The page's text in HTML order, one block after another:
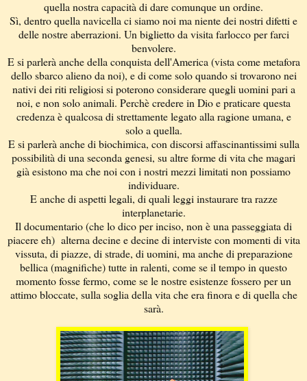
quella nostra capacità di dare comunque un ordine.
Sì, dentro quella navicella ci siamo noi ma niente dei nostri difetti e
delle nostre aberrazioni. Un biglietto da visita farlocco per farci
benvolere.
E si parlerà anche della conquista dell'America (vista come metafora
dello sbarco alieno da noi), e di come solo quando si trovarono nei
nativi dei riti religiosi si poterono considerare quegli uomini pari a
noi, e non solo animali. Perchè credere in Dio e praticare questa
credenza è qualcosa di strettamente legato alla ragione umana, e
solo a quella.
E si parlerà anche di biochimica, con discorsi affascinantissimi sulla
possibilità di una seconda genesi, su altre forme di vita che magari
già esistono ma che noi con i nostri mezzi limitati non possiamo
individuare.
E anche di aspetti legali, di quali leggi instaurare tra razze
interplanetarie.
Il documentario (che lo dico per inciso, non è una passeggiata di
piacere eh) alterna decine e decine di interviste con momenti di vita
vissuta, di piazze, di strade, di uomini, ma anche di preparazione
bellica (magnifiche) tutte in ralenti, come se il tempo in questo
momento fosse fermo, come se le nostre esistenze fossero per un
attimo bloccate, sulla soglia della vita che era finora e di quella che
sarà.